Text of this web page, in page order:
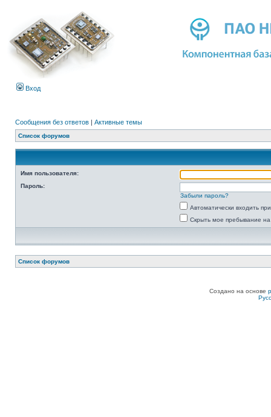
Вход
Сообщения без ответов | Активные темы
Список форумов
Имя пользователя:
Пароль:
Забыли пароль?
Автоматически входить
Скрыть мое пребывание
Список форумов
Создано на основе